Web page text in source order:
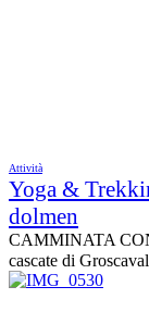
Attività
Yoga &
dolmen
CAMMINATA
cascate di